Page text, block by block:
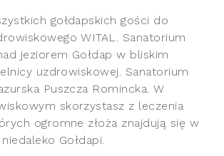
gołdapskich gości do
WITAL. Sanatorium
jeziorem Gołdap w bliskim
uzdrowiskowej. Sanatorium
Puszcza Romincka. W
skorzystasz z leczenia
ogromne złoża znajdują się w
Gołdapi.